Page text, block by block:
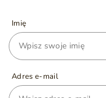
Imię
Adres e-mail